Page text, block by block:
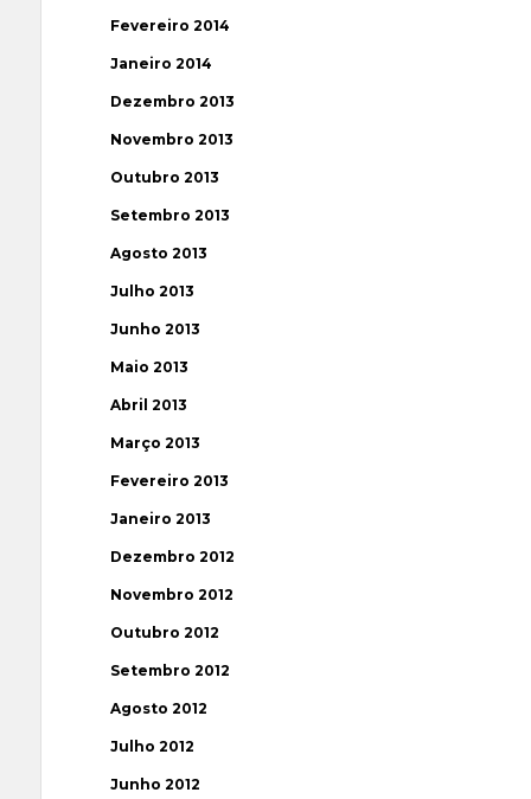
Fevereiro 2014
Janeiro 2014
Dezembro 2013
Novembro 2013
Outubro 2013
Setembro 2013
Agosto 2013
Julho 2013
Junho 2013
Maio 2013
Abril 2013
Março 2013
Fevereiro 2013
Janeiro 2013
Dezembro 2012
Novembro 2012
Outubro 2012
Setembro 2012
Agosto 2012
Julho 2012
Junho 2012